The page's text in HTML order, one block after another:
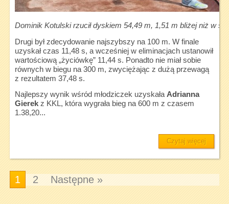
Dominik Kotulski rzucił dyskiem 54,49 m, 1,51 m bliżej niż w
Drugi był zdecydowanie najszybszy na 100 m. W finale
uzyskał czas 11,48 s, a wcześniej w eliminacjach ustanowił
wartościową „życiówkę” 11,44 s. Ponadto nie miał sobie
równych w biegu na 300 m, zwyciężając z dużą przewagą
z rezultatem 37,48 s.
Najlepszy wynik wśród młodziczek uzyskała Adrianna
Gierekz KKL, która wygrała bieg na 600 m z czasem
1.38,20...
Czytaj więcej
1 2 Następne »